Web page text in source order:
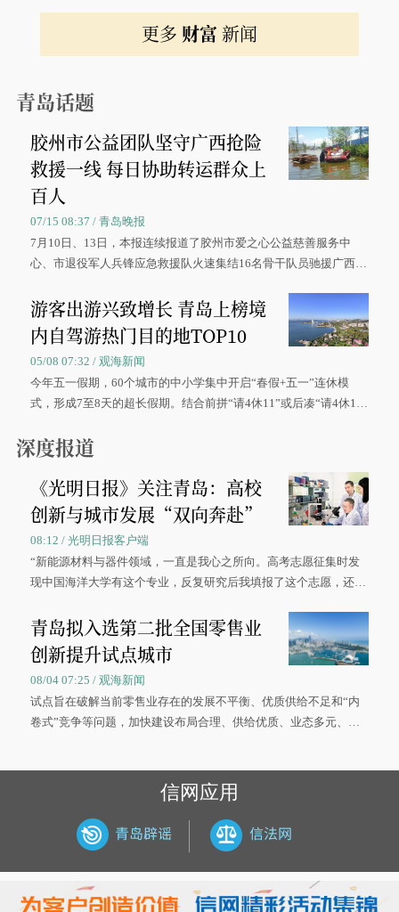
更多 财富 新闻
青岛话题
胶州市公益团队坚守广西抢险
救援一线 每日协助转运群众上
百人
07/15 08:37 / 青岛晚报
7月10日、13日，本报连续报道了胶州市爱之心公益慈善服务中
心、市退役军人兵锋应急救援队火速集结16名骨干队员驰援广西灾
游客出游兴致增长 青岛上榜境
内自驾游热门目的地TOP10
05/08 07:32 / 观海新闻
今年五一假期，60个城市的中小学集中开启“春假+五一”连休模
式，形成7至8天的超长假期。结合前拼“请4休11”或后凑“请4休1
深度报道
《光明日报》关注青岛：高校
创新与城市发展“双向奔赴”
08:12 / 光明日报客户端
“新能源材料与器件领域，一直是我心之所向。高考志愿征集时发
现中国海洋大学有这个专业，反复研究后我填报了这个志愿，还真
大学材料科学与工程学院材料类专业的录取通知书。
青岛拟入选第二批全国零售业
创新提升试点城市
08/04 07:25 / 观海新闻
试点旨在破解当前零售业存在的发展不平衡、优质供给不足和“内
卷式”竞争等问题，加快建设布局合理、供给优质、业态多元、智
信网应用